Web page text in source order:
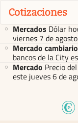
Cotizaciones
Mercados Dólar
viernes 7 de
Mercado cambiario
bancos de la City
Mercado Precio
este jueves 6 de